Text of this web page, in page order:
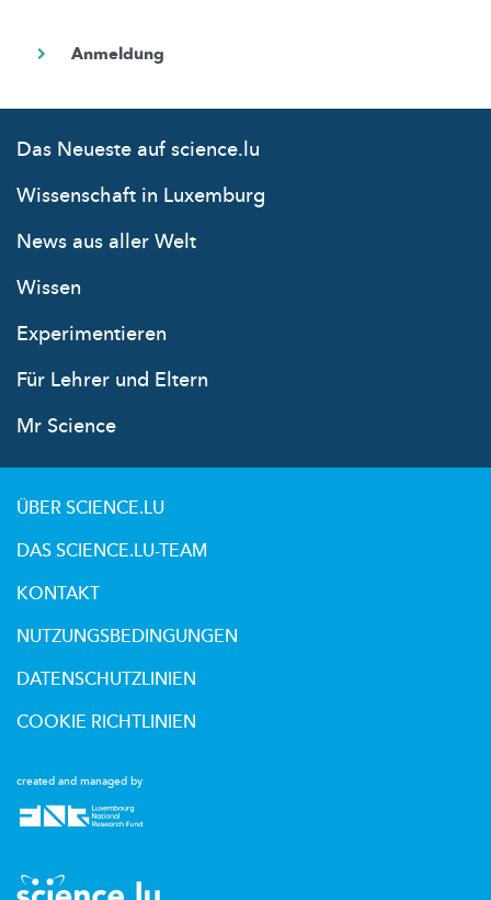
Das Neueste auf science.lu
Wissenschaft in Luxemburg
News aus aller Welt
Wissen
Experimentieren
Für Lehrer und Eltern
Mr Science
created and managed by
ÜBER SCIENCE.LU
DAS SCIENCE.LU-TEAM
KONTAKT
NUTZUNGSBEDINGUNGEN
DATENSCHUTZLINIEN
COOKIE RICHTLINIEN